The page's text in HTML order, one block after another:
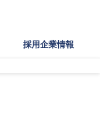
採用企業情報